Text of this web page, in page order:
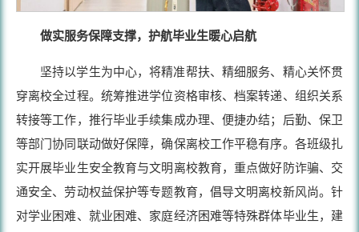
做实服务保障支撑，护航毕业生暖心启航
坚持以学生为中心，将精准帮扶、精细服务、精心关怀贯
穿离校全过程。统筹推进学位资格审核、档案转递、组织关系
转接等工作，推行毕业手续集成办理、便捷办结；后勤、保卫
等部门协同联动做好保障，确保离校工作平稳有序。各班级扎
实开展毕业生安全教育与文明离校教育，重点做好防诈骗、交
通安全、劳动权益保护等专题教育，倡导文明离校新风尚。针
对学业困难、就业困难、家庭经济困难等特殊群体毕业生，建